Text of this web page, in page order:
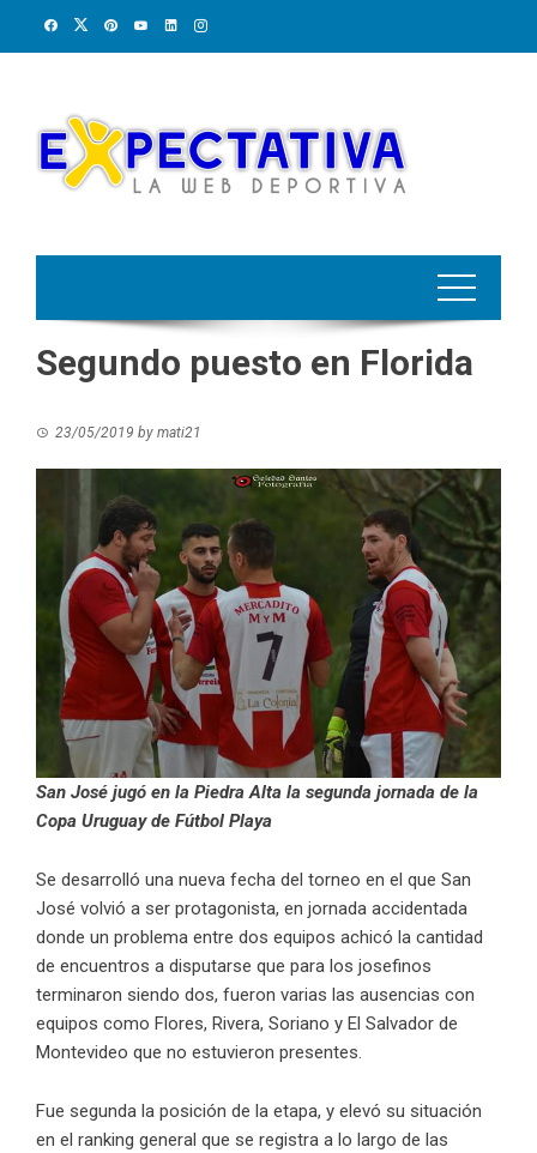
Segundo puesto en Florida
23/05/2019 by mati21
San José jugó en la Piedra Alta la segunda jornada de la
Copa Uruguay de Fútbol Playa
Se desarrolló una nueva fecha del torneo en el que San
José volvió a ser protagonista, en jornada accidentada
donde un problema entre dos equipos achicó la cantidad
de encuentros a disputarse que para los josefinos
terminaron siendo dos, fueron varias las ausencias con
equipos como Flores, Rivera, Soriano y El Salvador de
Montevideo que no estuvieron presentes.
Fue segunda la posición de la etapa, y elevó su situación
en el ranking general que se registra a lo largo de las